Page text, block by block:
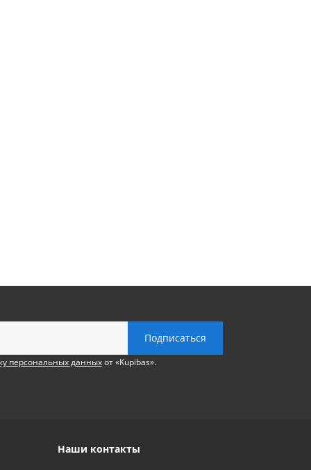
персональных данныхот «Kupibas».
Наши контакты